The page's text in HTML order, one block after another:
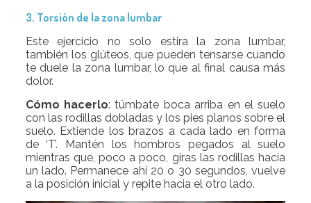
3. Torsión de la zona lumbar
Este ejercicio no solo estira la zona lumbar,
también los glúteos, que pueden tensarse cuando
te duele la zona lumbar, lo que al final causa más
dolor.
Cómo hacerlo: túmbate boca arriba en el suelo
con las rodillas dobladas y los pies planos sobre el
suelo. Extiende los brazos a cada lado en forma
de ‘T’. Mantén los hombros pegados al suelo
mientras que, poco a poco, giras las rodillas hacia
un lado. Permanece ahí 20 o 30 segundos, vuelve
a la posición inicial y repite hacia el otro lado.